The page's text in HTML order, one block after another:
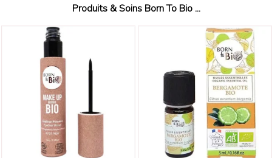
Produits & Soins Born To Bio ...